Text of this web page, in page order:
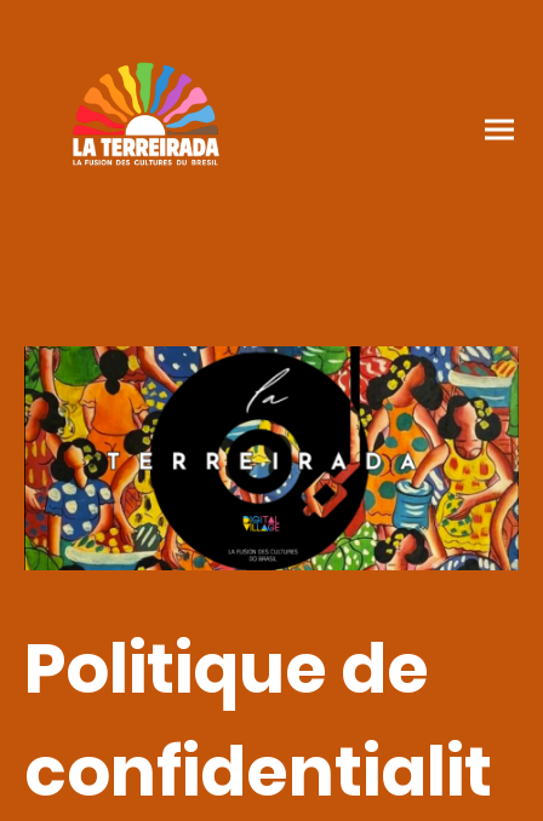
Politique de
confidentialit